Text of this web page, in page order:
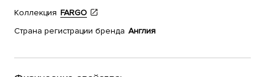
Коллекция FARGO
Страна регистрации бренда Англия